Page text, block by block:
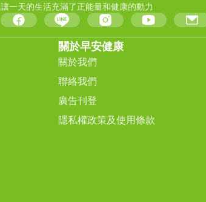
讓一天的生活充滿了正能量和健康的動力
關於早安健康
關於我們
聯絡我們
廣告刊登
隱私權政策及使用條款